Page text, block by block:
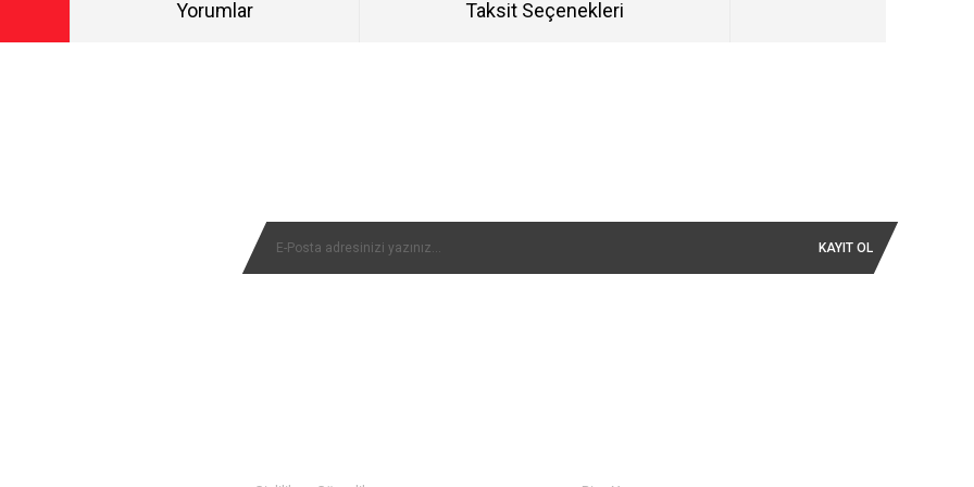
Yorumlar Taksit Seçenekleri
Yorum Yaz KAYIT OL